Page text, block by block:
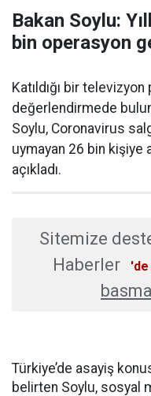
Bakan Soylu:
bin operasyon
Katıldığı bir
değerlendirmede
Soylu, Coronavirus
uymayan 26 bin kişiye
açıkladı.
Sitemize
Haberler
Türkiye’de asayiş
belirten Soylu, sosyal